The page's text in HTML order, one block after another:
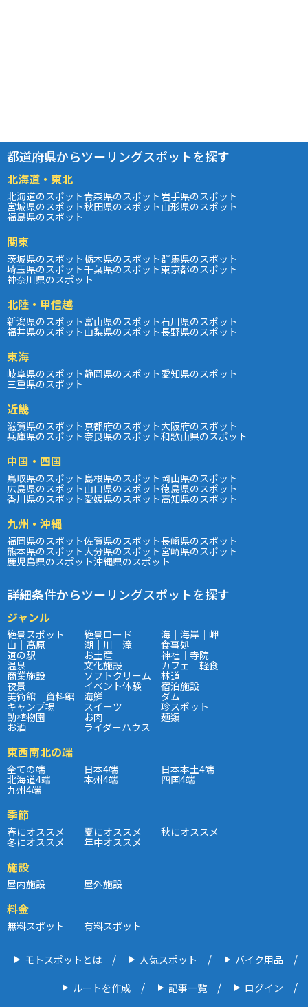
都道府県からツーリングスポットを探す
北海道・東北
北海道のスポット青森県のスポット岩手県のスポット
宮城県のスポット秋田県のスポット山形県のスポット
福島県のスポット
関東
茨城県のスポット栃木県のスポット群馬県のスポット
埼玉県のスポット千葉県のスポット東京都のスポット
神奈川県のスポット
北陸・甲信越
新潟県のスポット富山県のスポット石川県のスポット
福井県のスポット山梨県のスポット長野県のスポット
東海
岐阜県のスポット静岡県のスポット愛知県のスポット
三重県のスポット
近畿
滋賀県のスポット京都府のスポット大阪府のスポット
兵庫県のスポット奈良県のスポット和歌山県のスポット
中国・四国
鳥取県のスポット島根県のスポット岡山県のスポット
広島県のスポット山口県のスポット徳島県のスポット
香川県のスポット愛媛県のスポット高知県のスポット
九州・沖縄
福岡県のスポット佐賀県のスポット長崎県のスポット
熊本県のスポット大分県のスポット宮崎県のスポット
鹿児島県のスポット沖縄県のスポット
詳細条件からツーリングスポットを探す
ジャンル
絶景スポット 絶景ロード 海｜海岸｜岬
山｜高原 湖｜川｜滝 食事処
道の駅 お土産 神社｜寺院
温泉 文化施設 カフェ｜軽食
商業施設 ソフトクリーム 林道
夜景 イベント体験 宿泊施設
美術館｜資料館 海鮮 ダム
キャンプ場 スイーツ 珍スポット
動植物園 お肉 麺類
お酒 ライダーハウス
東西南北の端
全ての端 日本4端 日本本土4端
北海道4端 本州4端 四国4端
九州4端
季節
春にオススメ 夏にオススメ 秋にオススメ
冬にオススメ 年中オススメ
施設
屋内施設 屋外施設
料金
無料スポット 有料スポット
モトスポットとは 人気スポット バイク用品
ルートを作成 記事一覧 ログイン